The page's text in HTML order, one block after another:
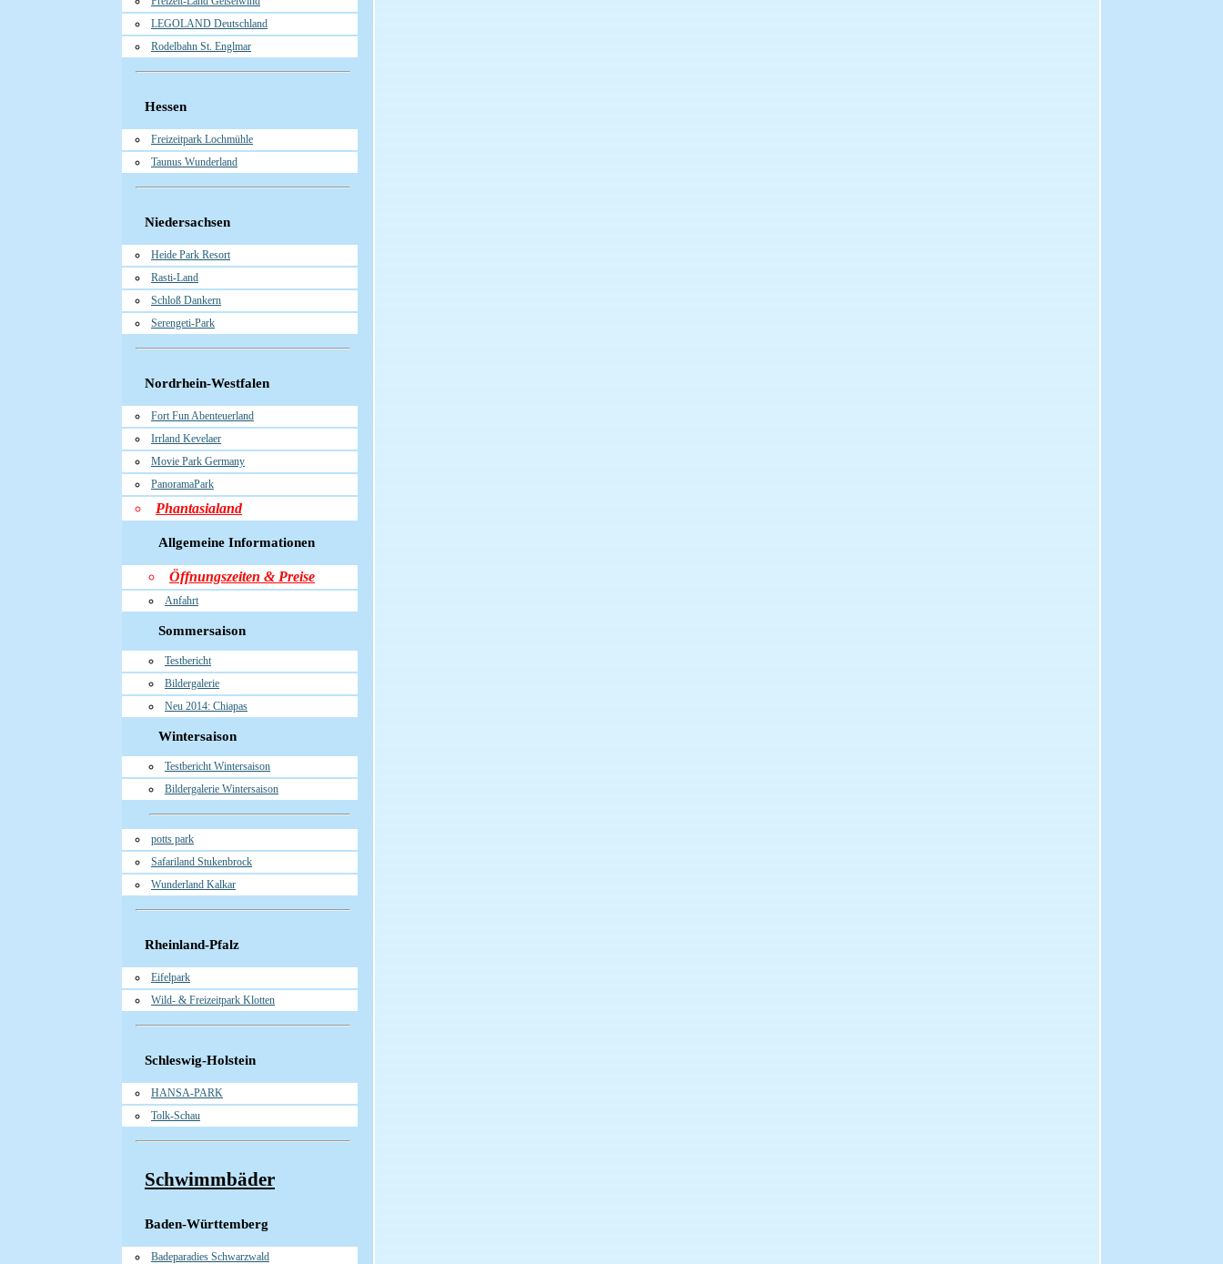
LEGOLAND Deutschland
Rodelbahn St. Englmar
Hessen
Freizeitpark Lochmühle
Taunus Wunderland
Niedersachsen
Heide Park Resort
Rasti-Land
Schloß Dankern
Serengeti-Park
Nordrhein-Westfalen
Fort Fun Abenteuerland
Irrland Kevelaer
Movie Park Germany
PanoramaPark
Phantasialand
Allgemeine Informationen
Öffnungszeiten & Preise
Anfahrt
Sommersaison
Testbericht
Bildergalerie
Neu 2014: Chiapas
Wintersaison
Testbericht Wintersaison
Bildergalerie Wintersaison
potts park
Safariland Stukenbrock
Wunderland Kalkar
Rheinland-Pfalz
Eifelpark
Wild- & Freizeitpark Klotten
Schleswig-Holstein
HANSA-PARK
Tolk-Schau
Schwimmbäder
Baden-Württemberg
Badeparadies Schwarzwald